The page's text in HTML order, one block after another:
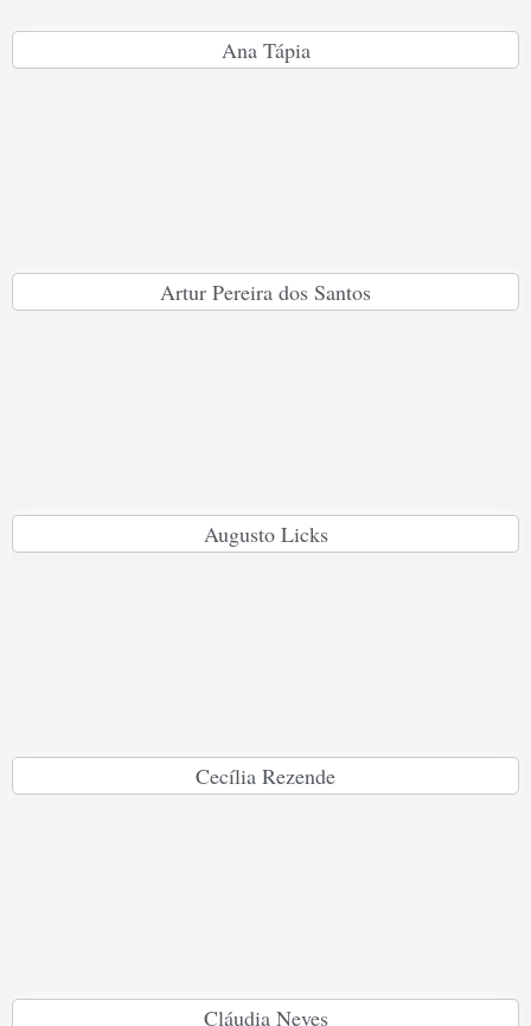
Ana Tápia
Artur Pereira dos Santos
Augusto Licks
Cecília Rezende
Cláudia Neves